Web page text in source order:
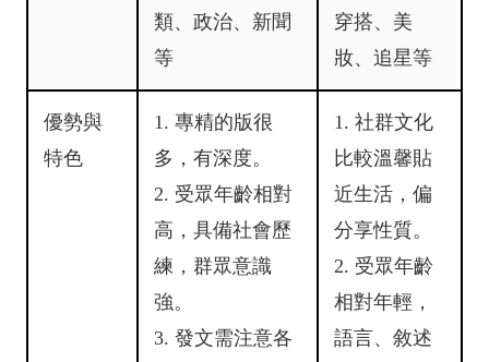
類、政治、新聞
等
穿搭、美
妝、追星等
優勢與
特色
1. 專精的版很
多，有深度。
2. 受眾年齡相對
高，具備社會歷
練，群眾意識
強。
3. 發文需注意各
1. 社群文化
比較溫馨貼
近生活，偏
分享性質。
2. 受眾年齡
相對年輕，
語言、敘述